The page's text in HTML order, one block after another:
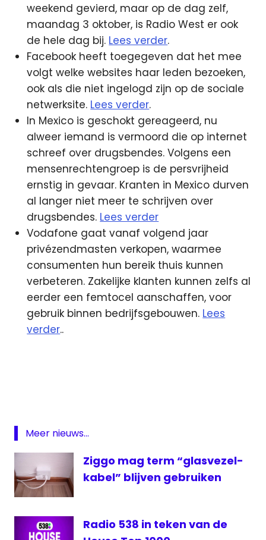
weekend gevierd, maar op de dag zelf,
maandag 3 oktober, is Radio West er ook
de hele dag bij. Lees verder.
Facebook heeft toegegeven dat het mee
volgt welke websites haar leden bezoeken,
ook als die niet ingelogd zijn op de sociale
netwerksite. Lees verder.
In Mexico is geschokt gereageerd, nu
alweer iemand is vermoord die op internet
schreef over drugsbendes. Volgens een
mensenrechtengroep is de persvrijheid
ernstig in gevaar. Kranten in Mexico durven
al langer niet meer te schrijven over
drugsbendes. Lees verder
Vodafone gaat vanaf volgend jaar
privézendmasten verkopen, waarmee
consumenten hun bereik thuis kunnen
verbeteren. Zakelijke klanten kunnen zelfs al
eerder een femtocel aanschaffen, voor
gebruik binnen bedrijfsgebouwen. Lees
verder..
KPN
Leids
Oosterheem
Meer nieuws...
Ziggo mag term “glasvezel-
kabel” blijven gebruiken
Radio 538 in teken van de